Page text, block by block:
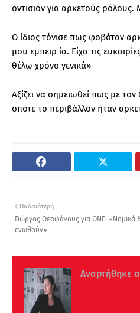
οντισιόν για αρκετούς ρόλους.
Ο ίδιος τόνισε πως φοβόταν
μου εμπειρ ία. Είχα τις
θέλω χρόνο γενικά»
Αξίζει να σημειωθεί πως με
οπότε το περιβάλλον ήταν
Παλαιότερη
Γιώργος Θεοφάνους για ONE: «Νομικά
ενωθούν»
Αναρτήθηκε